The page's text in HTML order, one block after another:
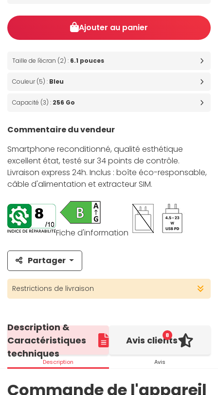
Ajouter au panier
Taille de l'écran (2) : 6.1 pouces
Couleur (5) : Bleu
Capacité (3) : 256 Go
Commentaire du vendeur
Smartphone reconditionné, qualité esthétique
excellent état, testé sur 34 points de contrôle.
Livraison express 24h. Inclus : boîte éco-responsable,
câble d'alimentation et extracteur SIM.
Fiche d'information
Partager
Restrictions de livraison
Description &
Caractéristiques
techniques
Description
8
Avis clients
Avis
Commande de l'appareil